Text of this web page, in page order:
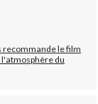
recommande le film
du